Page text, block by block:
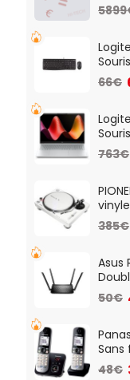
And
66€
And
763€
pre-
385€
Asus
50€
Sans
48€